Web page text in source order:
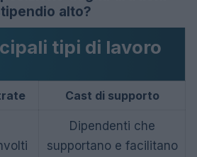
alto?
tipi di lavoro
Cast di supporto
Dipendenti che
supportano e facilitano